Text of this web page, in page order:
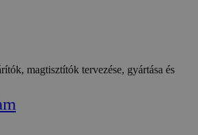
magtisztítók tervezése, gyártása és